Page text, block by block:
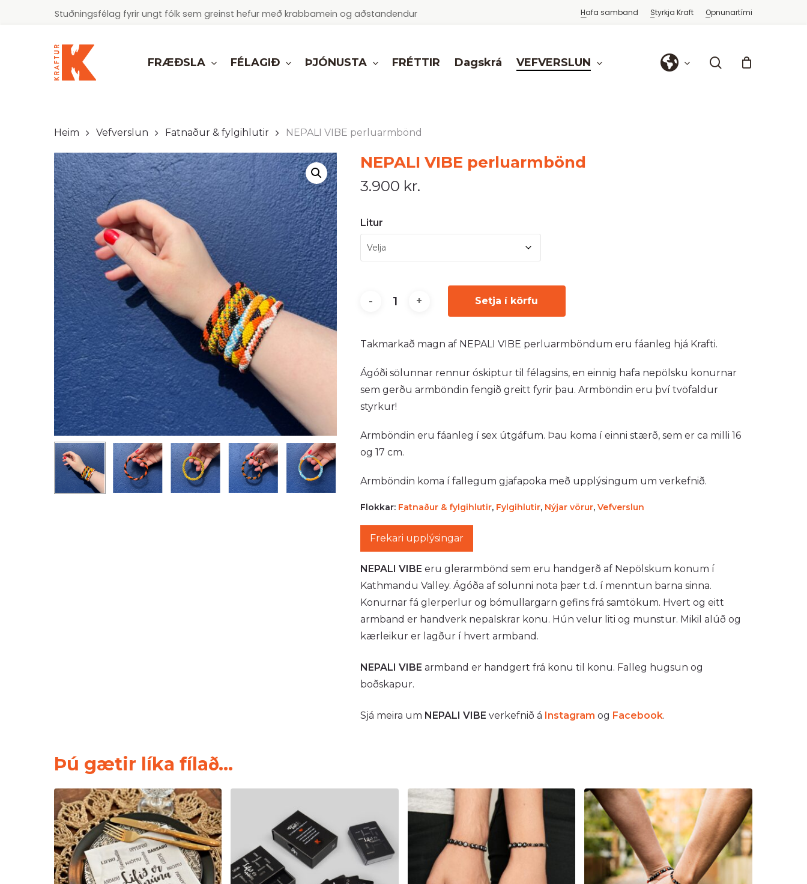
Stuðningsfélag fyrir ungt fólk sem greinst hefur með krabbamein og aðstandendur Hafa samband Styrkja Kraft Opnunartími
FRÆÐSLA FÉLAGIÐ ÞJÓNUSTA FRÉTTIR Dagskrá VEFVERSLUN search
Heim Vefverslun Fatnaður & fylgihlutir NEPALI VIBE perluarmbönd
NEPALI VIBE perluarmbönd
3.900 kr.
Litur
Setja í körfu
Takmarkað magn af NEPALI VIBE perluarmböndum eru fáanleg hjá Krafti.
Ágóði sölunnar rennur óskiptur til félagsins, en einnig hafa nepölsku konurnar
sem gerðu armböndin fengið greitt fyrir þau. Armböndin eru því tvöfaldur
styrkur!
Armböndin eru fáanleg í sex útgáfum. Þau koma í einni stærð, sem er ca milli 16
og 17 cm.
Armböndin koma í fallegum gjafapoka með upplýsingum um verkefnið.
Flokkar: Fatnaður & fylgihlutir, Fylgihlutir, Nýjar vörur, Vefverslun
Frekari upplýsingar
NEPALI VIBE eru glerarmbönd sem eru handgerð af Nepölskum konum í
Kathmandu Valley. Ágóða af sölunni nota þær t.d. í menntun barna sinna.
Konurnar fá glerperlur og bómullargarn gefins frá samtökum. Hvert og eitt
armband er handverk nepalskrar konu. Hún velur liti og munstur. Mikil alúð og
kærleikur er lagður í hvert armband.
NEPALI VIBE armband er handgert frá konu til konu. Falleg hugsun og
boðskapur.
Sjá meira um NEPALI VIBE verkefnið á Instagram og Facebook.
Þú gætir líka fílað...